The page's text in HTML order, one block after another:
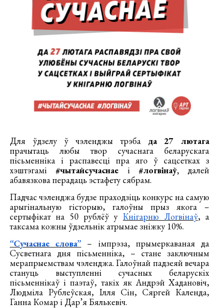
Для ўдзелу ў чэленджы трэба да 27 лютага
прачытаць любы твор сучаснага беларускага
пісьменніка і распавесці пра яго ў сацсетках з
хэштэгамі#чытайсучаснае і #логвінаў,далей
абавязкова перадаць эстафету сябрам.
Падчас чэленджа будзе праходзіць конкурс на самую
арыгінальную гісторыю, галоўны прыз якога –
сертыфікат на 50 рублёў у Кнігарню Логвінаў, а
таксама кожны ўдзельнік атрымае зніжку 10%.
“Сучаснае слова” – імпрэза, прымеркаваная да
Сусветнага дня пісьменніка, – стане заключным
мерапрыемствам чэленджа. Галоўнай падзеяй вечара
стануць выступленні сучасных беларускіх
пісьменнікаў і паэтаў, такіх як Андрэй Хадановіч,
Людміла Рублеўская, Ілля Сін, Сяргей Календа,
Ганна Комар і Дар’я Бялькевіч.